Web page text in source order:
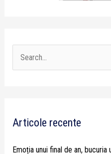
c
Articole recente
Emoția unui final de an, bucuria